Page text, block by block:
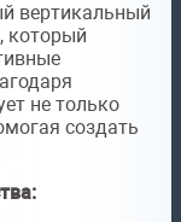
вертикальный
который
не только
создать